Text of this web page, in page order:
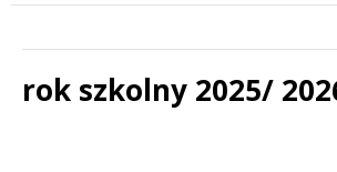
rok szkolny 2025/